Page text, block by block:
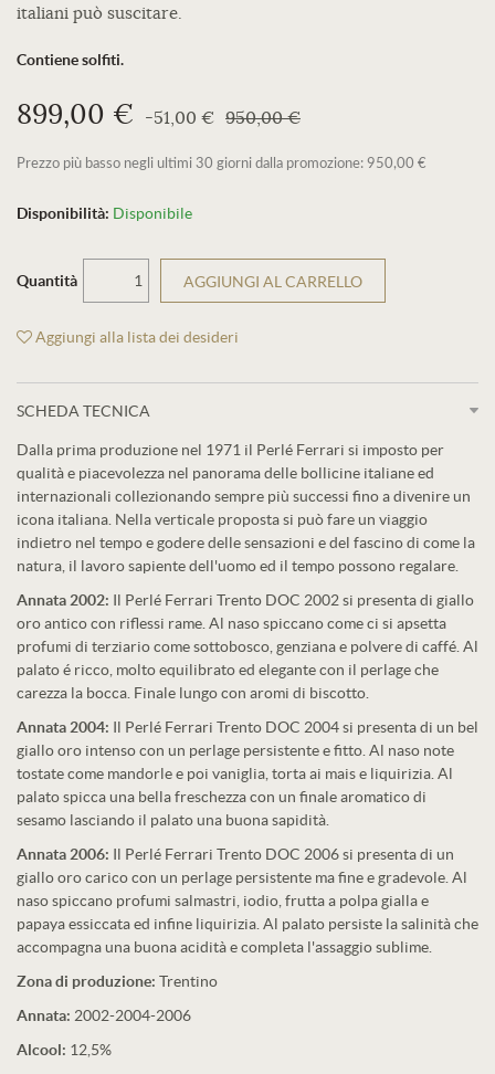
italiani può suscitare.
Contiene solfiti.
899,00 € -51,00 € 950,00 €
Prezzo più basso negli ultimi 30 giorni dalla promozione: 950,00 €
Disponibilità: Disponibile
Quantità AGGIUNGI AL CARRELLO
Aggiungi alla lista dei desideri
SCHEDA TECNICA
Dalla prima produzione nel 1971 il Perlé Ferrari si imposto per
qualità e piacevolezza nel panorama delle bollicine italiane ed
internazionali collezionando sempre più successi fino a divenire un
icona italiana. Nella verticale proposta si può fare un viaggio
indietro nel tempo e godere delle sensazioni e del fascino di come la
natura, il lavoro sapiente dell'uomo ed il tempo possono regalare.
Annata 2002: Il Perlé Ferrari Trento DOC 2002 si presenta di giallo
oro antico con riflessi rame. Al naso spiccano come ci si apsetta
profumi di terziario come sottobosco, genziana e polvere di caffé. Al
palato é ricco, molto equilibrato ed elegante con il perlage che
carezza la bocca. Finale lungo con aromi di biscotto.
Annata 2004: Il Perlé Ferrari Trento DOC 2004 si presenta di un bel
giallo oro intenso con un perlage persistente e fitto. Al naso note
tostate come mandorle e poi vaniglia, torta ai mais e liquirizia. Al
palato spicca una bella freschezza con un finale aromatico di
sesamo lasciando il palato una buona sapidità.
Annata 2006: Il Perlé Ferrari Trento DOC 2006 si presenta di un
giallo oro carico con un perlage persistente ma fine e gradevole. Al
naso spiccano profumi salmastri, iodio, frutta a polpa gialla e
papaya essiccata ed infine liquirizia. Al palato persiste la salinità che
accompagna una buona acidità e completa l'assaggio sublime.
Zona di produzione: Trentino
Annata: 2002-2004-2006
Alcool: 12,5%